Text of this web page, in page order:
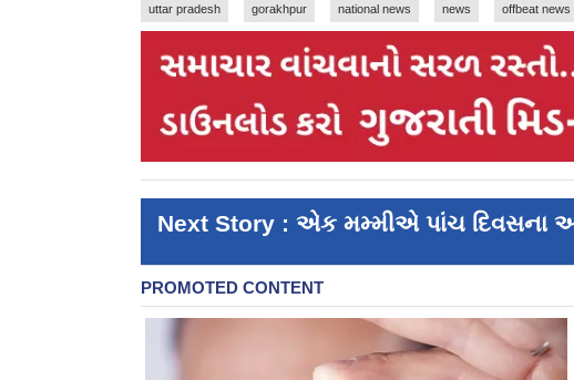
uttar pradesh gorakhpur national news news offbeat news
Next Story : એક મમ્મીએ પાંચ દિવસના